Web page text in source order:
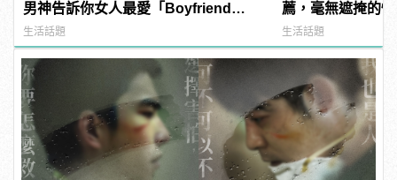
男神告訴你女人最愛「Boyfriend
Dick」是啥？
生活話題
薦，毫無遮掩的
噁心到極致！ |
男
生活話題